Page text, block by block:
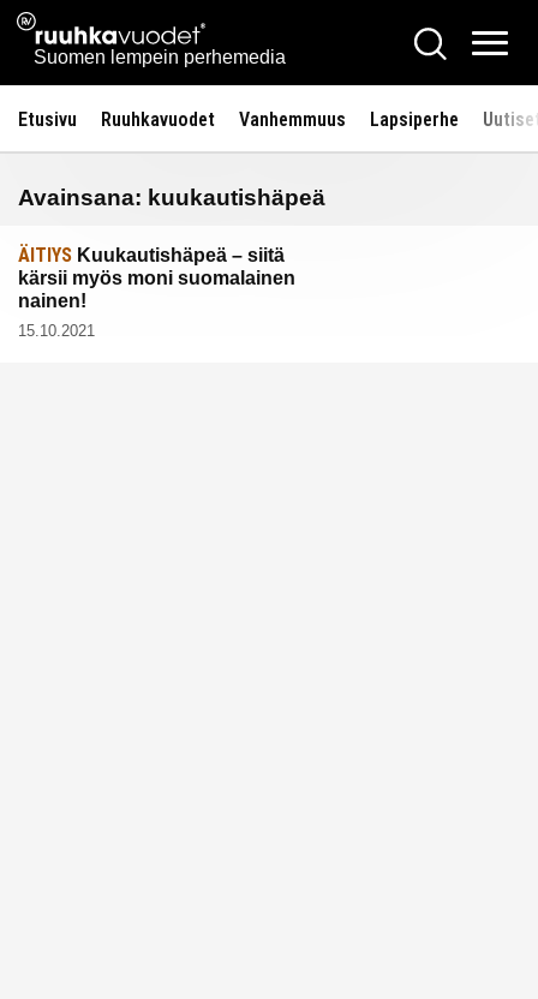
Siirry
sisältöön
Ruuhkavuodet.fi
Suomen lempein perhemedia
Hae
Etusivu Ruuhkavuodet Vanhemmuus Lapsiperhe
Avainsana: kuukautishäpeä
ÄITIYS Kuukautishäpeä – siitä
kärsii myös moni suomalainen
nainen!
15.10.2021